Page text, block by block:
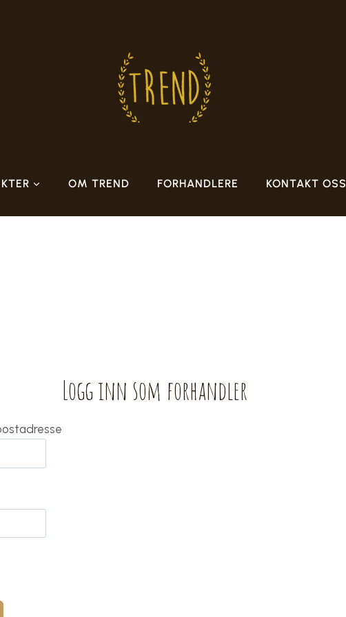
OM TREND FORHANDLERE KONTAKT OSS
Logg inn som forhandler